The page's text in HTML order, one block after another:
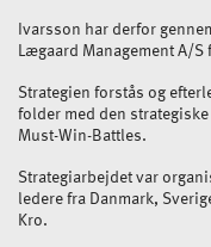
Ivarsson har derfor
Lægaard Management A/
Strategien forstås og
folder med den
Must-Win-Battles.
Strategiarbejdet var
ledere fra Danmark,
Kro.